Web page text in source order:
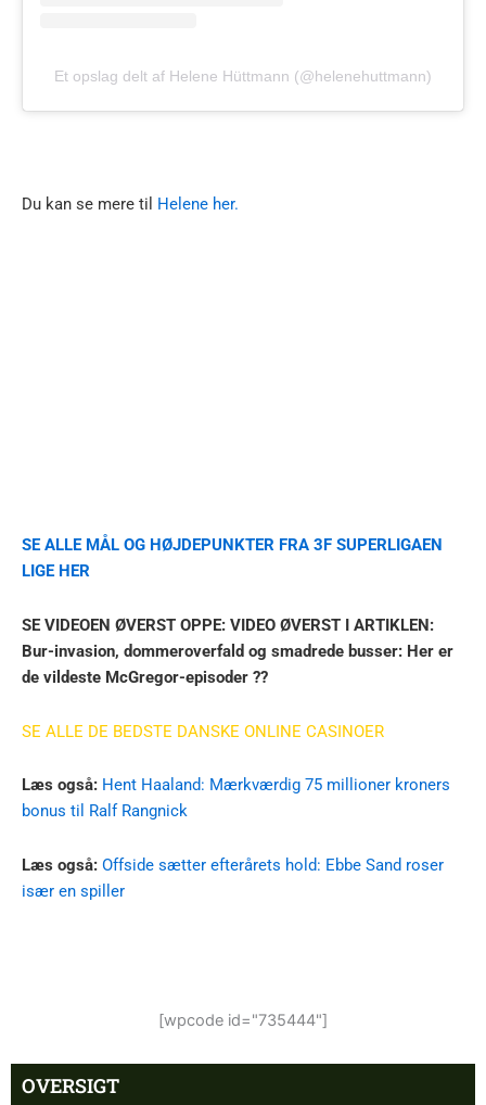
Et opslag delt af Helene Hüttmann (@helenehuttmann)
Du kan se mere til Helene her.
SE ALLE MÅL OG HØJDEPUNKTER FRA 3F SUPERLIGAEN
LIGE HER
SE VIDEOEN ØVERST OPPE: VIDEO ØVERST I ARTIKLEN:
Bur-invasion, dommeroverfald og smadrede busser: Her er
de vildeste McGregor-episoder ??
SE ALLE DE BEDSTE DANSKE ONLINE CASINOER
Læs også: Hent Haaland: Mærkværdig 75 millioner kroners
bonus til Ralf Rangnick
Læs også: Offside sætter efterårets hold: Ebbe Sand roser
især en spiller
[wpcode id="735444"]
OVERSIGT